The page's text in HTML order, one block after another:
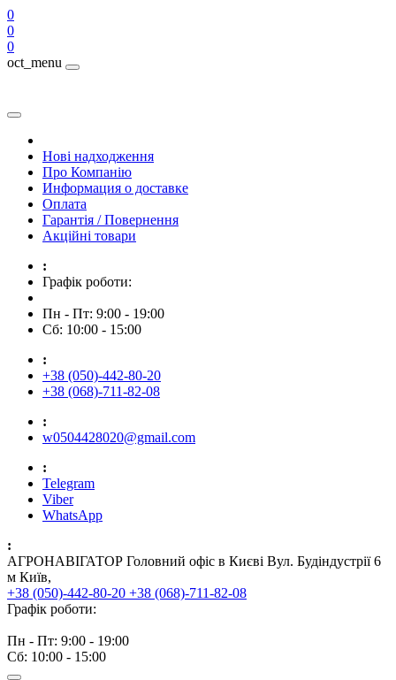
0
0
0
oct_menu
Нові надходження
Про Компанію
Информация о доставке
Оплата
Гарантія / Повернення
Акційні товари
:
Графік роботи:
Пн - Пт: 9:00 - 19:00
Сб: 10:00 - 15:00
:
+38 (050)-442-80-20
+38 (068)-711-82-08
:
w0504428020@gmail.com
:
Telegram
Viber
WhatsApp
:
АГРОНАВІГАТОР Головний офіс в Києві Вул. Будіндустрії 6
м Київ,
+38 (050)-442-80-20 +38 (068)-711-82-08
Графік роботи:
Пн - Пт: 9:00 - 19:00
Сб: 10:00 - 15:00